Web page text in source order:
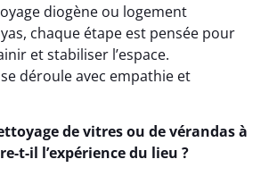
diogène ou logement
chaque étape est pensée pour
et stabiliser l’espace.
déroule avec empathie et
de vitres ou de vérandas à
t-il l’expérience du lieu ?